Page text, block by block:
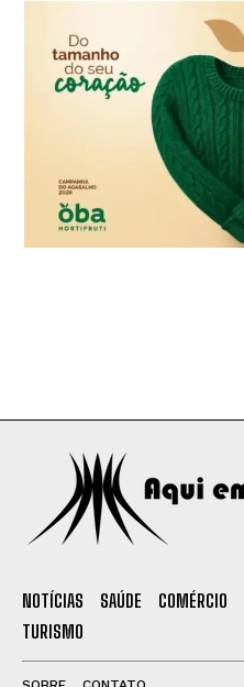
NOTÍCIAS SAÚDE COMÉRCIO
TURISMO